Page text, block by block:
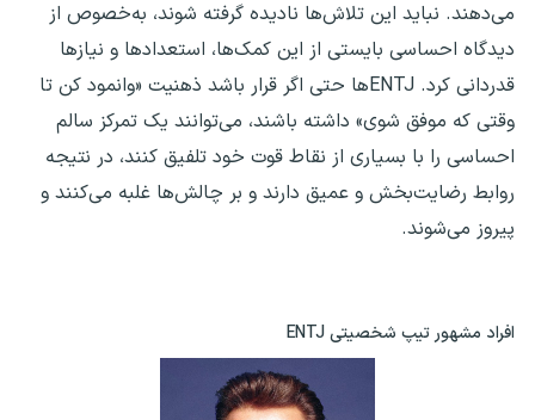
می‌دهند. نباید این تلاش‌ها نادیده گرفته شوند، به‌خصوص از
دیدگاه احساسی بایستی از این کمک‌ها، استعدادها و نیازها
قدردانی کرد. ENTJها حتی اگر قرار باشد ذهنیت «وانمود کن تا
وقتی که موفق شوی» داشته باشند، می‌توانند یک تمرکز سالم
احساسی را با بسیاری از نقاط قوت خود تلفیق کنند، در نتیجه
روابط رضایت‌بخش و عمیق دارند و بر چالش‌ها غلبه می‌کنند و
پیروز می‌شوند.
افراد مشهور تیپ شخصیتی ENTJ